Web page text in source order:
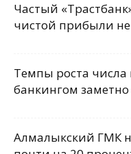
Частый
чистой прибыли
Темпы роста числа
банкингом
Алмалыкский ГМК